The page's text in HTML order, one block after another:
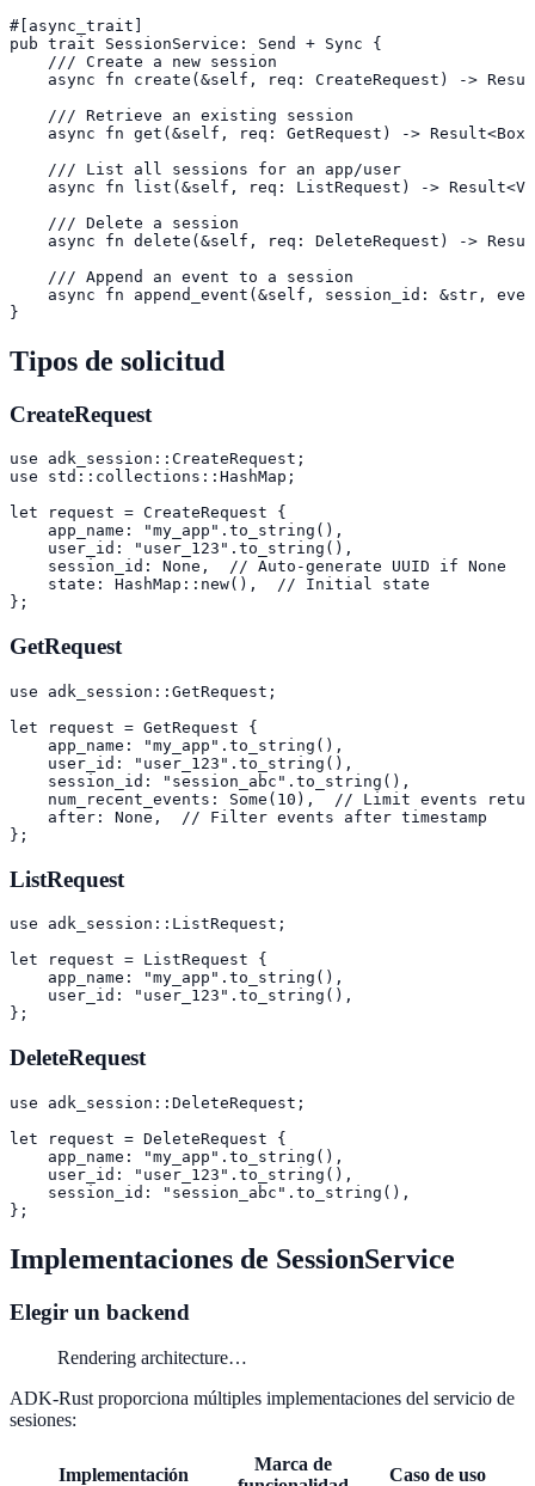
#[async_trait]
pub trait SessionService: Send + Sync {
    /// Create a new session
async fn create(&self, req: CreateRequest) ->
    /// Retrieve an existing session
async fn get(&self, req: GetRequest) ->
    /// List all sessions for an app/user
async fn list(&self, req: ListRequest) ->
    /// Delete a session
async fn delete(&self, req: DeleteRequest) ->
    /// Append an event to a session
async fn append_event(&self, session_id: &str,
}
Tipos de solicitud
CreateRequest
use adk_session::CreateRequest;
use std::collections::HashMap;
let request = CreateRequest {
    app_name: "my_app".to_string(),
    user_id: "user_123".to_string(),
    session_id: None,  // Auto-generate UUID if None
    state: HashMap::new(),  // Initial state
};
GetRequest
use adk_session::GetRequest;
let request = GetRequest {
    app_name: "my_app".to_string(),
    user_id: "user_123".to_string(),
    session_id: "session_abc".to_string(),
num_recent_events: Some(10),  // Limit events
    after: None,  // Filter events after timestamp
};
ListRequest
use adk_session::ListRequest;
let request = ListRequest {
    app_name: "my_app".to_string(),
    user_id: "user_123".to_string(),
};
DeleteRequest
use adk_session::DeleteRequest;
let request = DeleteRequest {
    app_name: "my_app".to_string(),
    user_id: "user_123".to_string(),
    session_id: "session_abc".to_string(),
};
Implementaciones de SessionService
Elegir un backend
Rendering architecture…
ADK-Rust proporciona múltiples implementaciones del servicio de
sesiones:
Implementación
Marca de
Caso de uso